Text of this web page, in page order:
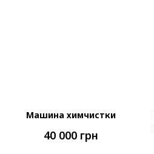
Машина химчистки
40 000 грн